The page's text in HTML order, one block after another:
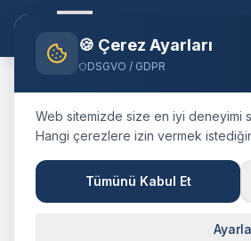
Home
🇩🇪
🍪 Çerez Ayarları
DSGVO / GDPR
Web sitemizde size en iyi deneyimi
Hangi çerezlere izin vermek
Tümünü Kabul Et